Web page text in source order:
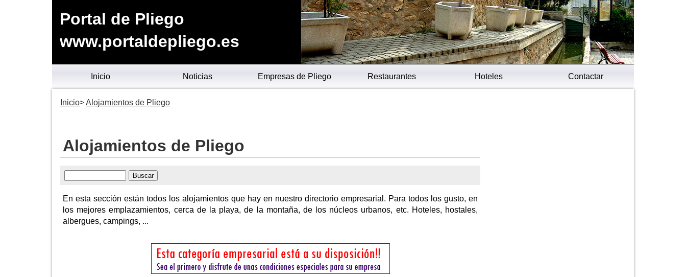
Portal de Pliego
www.portaldepliego.es
Inicio Noticias Empresas de Pliego Restaurantes Hoteles Contactar
Inicio Alojamientos de Pliego
Alojamientos de Pliego
En esta sección están todos los alojamientos que hay en nuestro directorio empresarial. Para todos los gusto, en
los mejores emplazamientos, cerca de la playa, de la montaña, de los núcleos urbanos, etc. Hoteles, hostales,
albergues, campings, ...